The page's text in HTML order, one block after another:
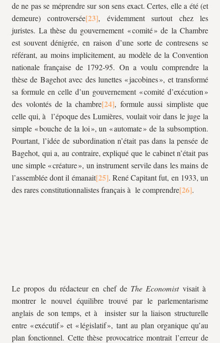
de ne pas se méprendre sur son sens exact. Certes, elle a été (et
demeure) controversée
, évidemment surtout chez les
juristes. La thèse du gouvernement « comité » de la Chambre
est souvent dénigrée, en raison d’une sorte de contresens se
référant, au moins implicitement, au modèle de la Convention
nationale française de 1792-95. On a voulu comprendre la
thèse de Bagehot avec des lunettes « jacobines », et transformé
sa formule en celle d’un gouvernement « comité d’exécution »
des volontés de la chambre
, formule aussi simpliste que
celle qui, à l’époque des Lumières, voulait voir dans le juge la
simple « bouche de la loi », un « automate » de la subsomption.
Pourtant, l’idée de subordination n’était pas dans la pensée de
Bagehot, qui a, au contraire, expliqué que le cabinet n’était pas
une simple « créature », un instrument servile dans les mains de
l’assemblée dont il émanait
. René Capitant fut, en 1933, un
des rares constitutionnalistes français à le comprendre
.
Le propos du rédacteur en chef de The Economistvisait à
montrer le nouvel équilibre trouvé par le parlementarisme
anglais de son temps, et à insister sur la liaison structurelle
entre « exécutif » et « législatif », tant au plan organique qu’au
plan fonctionnel. Cette thèse provocatrice montrait l’erreur de